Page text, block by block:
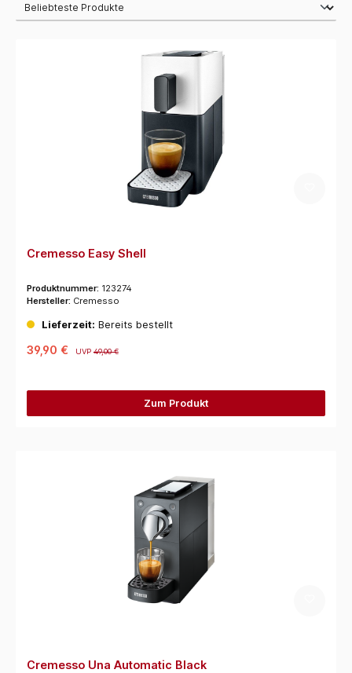
Cremesso Easy Shell
Produktnummer: 123274
Hersteller: Cremesso
Lieferzeit: Bereits bestellt
39,90 € UVP49,00 €
Zum Produkt
Cremesso Una Automatic Black